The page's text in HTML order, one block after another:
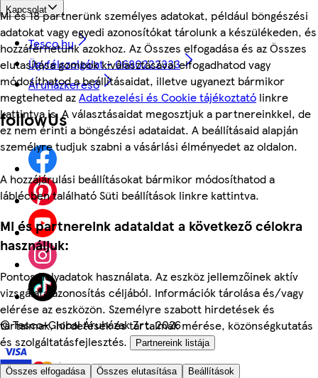
Mi és 18 partnerünk személyes adatokat, például böngészési
adatokat vagy egyedi azonosítókat tárolunk a készülékeden, és
hozzáférhetünk azokhoz. Az Összes elfogadása és az Összes
elutasítása gombok kiválasztásával elfogadhatod vagy
módosíthatod a beállításaidat, illetve ugyanezt bármikor
megteheted azAdatkezelési és Cookie tájékoztató linkre
kattintva is. A választásaidat megosztjuk a partnereinkkel, de
ez nem érinti a böngészési adataidat. A beállításaid alapján
személyre tudjuk szabni a vásárlási élményedet az oldalon.
A hozzájárulási beállításokat bármikor módosíthatod a
láblécben található Süti beállítások linkre kattintva.
Mi és partnereink adataidat a következő célokra
használjuk:
Pontos helyadatok használata. Az eszköz jellemzőinek aktív
vizsgálata azonosítás céljából. Információk tárolása és/vagy
elérése az eszközön. Személyre szabott hirdetések és
tartalmak, hirdetések és tartalmak mérése, közönségkutatás
és szolgáltatásfejlesztés.
Partnereink listája
Összes elfogadása Összes elutasítása Beállítások
Kapcsolat
Tesco.hu
Ügyfélszolgálat - 0680222333
Áruházkereső
followUs
©Tesco-Global Áruházak Zrt. 2026